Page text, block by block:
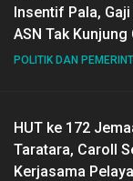
Insentif Pala,
ASN Tak Kunjung
POLITIK DAN
HUT ke 172
Taratara, Caroll
Kerjasama